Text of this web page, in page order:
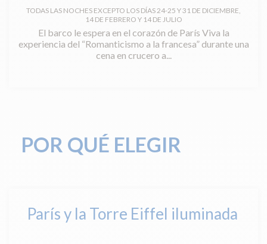
TODAS LAS NOCHES EXCEPTO LOS DÍAS 24-25 Y 31 DE DICIEMBRE,
14 DE FEBRERO Y 14 DE JULIO
El barco le espera en el corazón de París Viva la
experiencia del “Romanticismo a la francesa” durante una
cena en crucero a...
POR QUÉ ELEGIR
París y la Torre Eiffel iluminada